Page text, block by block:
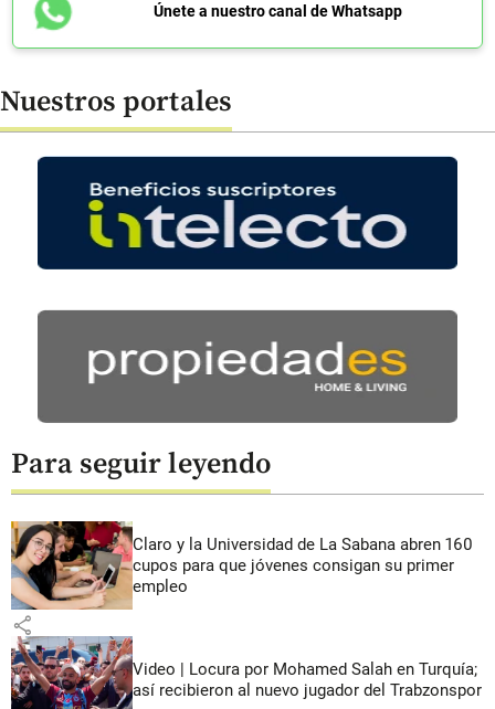
Únete a nuestro canal de Whatsapp
Nuestros portales
Para seguir leyendo
Claro y la Universidad de La Sabana abren 160
cupos para que jóvenes consigan su primer
empleo
share
Video | Locura por Mohamed Salah en Turquía;
así recibieron al nuevo jugador del Trabzonspor